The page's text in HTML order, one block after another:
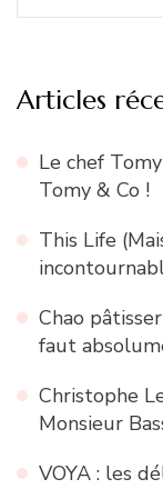
Articles
Le chef
Tomy & Co !
This Life
Chao
faut
Christophe
Monsieur
VOYA : les